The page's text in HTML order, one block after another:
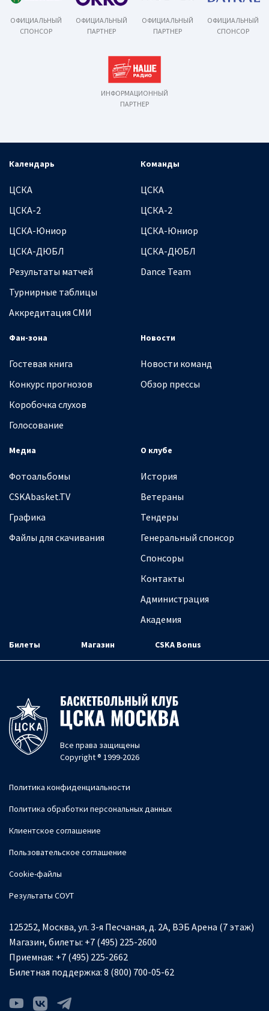
ОФИЦИАЛЬНЫЙ
СПОНСОР
ОФИЦИАЛЬНЫЙ
ПАРТНЕР
ОФИЦИАЛЬНЫЙ
ПАРТНЕР
ОФИЦИАЛЬНЫЙ
СПОНСОР
ИНФОРМАЦИОННЫЙ
ПАРТНЕР
Календарь
ЦСКА
ЦСКА-2
ЦСКА-Юниор
ЦСКА-ДЮБЛ
Результаты матчей
Турнирные таблицы
Аккредитация СМИ
Команды
ЦСКА
ЦСКА-2
ЦСКА-Юниор
ЦСКА-ДЮБЛ
Dance Team
Фан-зона
Гостевая книга
Конкурс прогнозов
Коробочка слухов
Голосование
Новости
Новости команд
Обзор прессы
Медиа
Фотоальбомы
CSKAbasket.TV
Графика
Файлы для скачивания
О клубе
История
Ветераны
Тендеры
Генеральный спонсор
Спонсоры
Контакты
Администрация
Академия
Билеты Магазин CSKA Bonus
Все права защищены
Copyright ® 1999-2026
Политика конфиденциальности
Политика обработки персональных данных
Клиентское соглашение
Пользовательское соглашение
Cookie-файлы
Результаты СОУТ
125252, Москва, ул. 3-я Песчаная, д. 2А, ВЭБ Арена (7 этаж)
Магазин, билеты: +7 (495) 225-2600
Приемная: +7 (495) 225-2662
Билетная поддержка: 8 (800) 700-05-62